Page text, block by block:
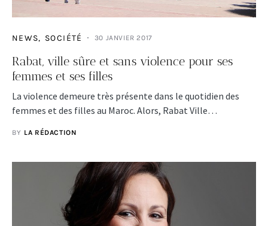
NEWS SOCIÉTÉ 30 JANVIER 2017
Rabat, ville sûre et sans violence pour ses
femmes et ses filles
La violence demeure très présente dans le quotidien des
femmes et des filles au Maroc. Alors, Rabat Ville…
BY LA RÉDACTION